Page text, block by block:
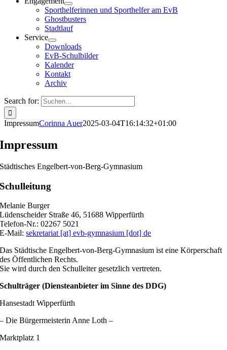
Sporthelferinnen und Sporthelfer am EvB
Ghostbusters
Stadtlauf
Service
Downloads
EvB-Schulbilder
Kalender
Kontakt
Archiv
Search for:
ImpressumCorinna Auer2025-03-04T16:14:32+01:00
Impressum
Städtisches Engelbert-von-Berg-Gymnasium
Schulleitung
Melanie Burger
Lüdenscheider Straße 46, 51688 Wipperfürth
Telefon-Nr.: 02267 5021
E-Mail:sekretariat [at] evb-gymnasium [dot] de
Das Städtische Engelbert-von-Berg-Gymnasium ist eine Körperschaft
des Öffentlichen Rechts.
Sie wird durch den Schulleiter gesetzlich vertreten.
Schulträger (Diensteanbieter im Sinne des DDG)
Hansestadt Wipperfürth
– Die Bürgermeisterin Anne Loth –
Marktplatz 1